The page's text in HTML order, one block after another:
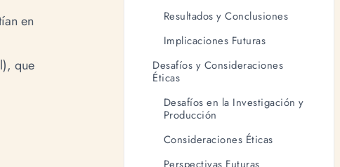
en
que
Resultados y Conclusiones
Implicaciones Futuras
Desafíos y Consideraciones
Éticas
Desafíos en la Investigación y
Producción
Consideraciones Éticas